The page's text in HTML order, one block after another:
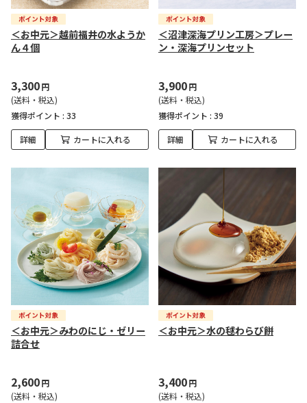
＜お中元＞越前福井の水ようか
ん４個
3,300円
(送料・税込)
獲得ポイント : 33
詳細 カートに入れる
＜沼津深海プリン工房＞プレー
ン・深海プリンセット
3,900円
(送料・税込)
獲得ポイント : 39
詳細 カートに入れる
＜お中元＞みわのにじ・ゼリー
詰合せ
2,600円
(送料・税込)
＜お中元＞水の毬わらび餅
3,400円
(送料・税込)